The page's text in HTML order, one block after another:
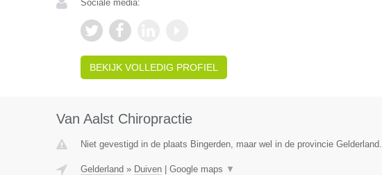
Sociale media:
BEKIJK VOLLEDIG PROFIEL
Van Aalst Chiropractie
Niet gevestigd in de plaats Bingerden, maar wel in de provincie Gelderland.
Gelderland » Duiven| Google maps ▼